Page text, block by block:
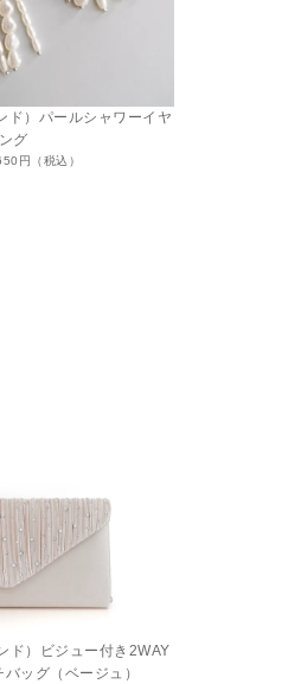
ド）パールシャワーイヤ
グ
円（税込）
ド）ビジュー付き2WAY
ッグ（ベージュ）